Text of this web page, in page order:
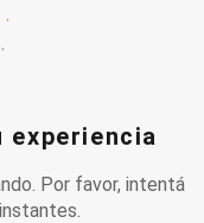
experiencia
Por favor, intentá